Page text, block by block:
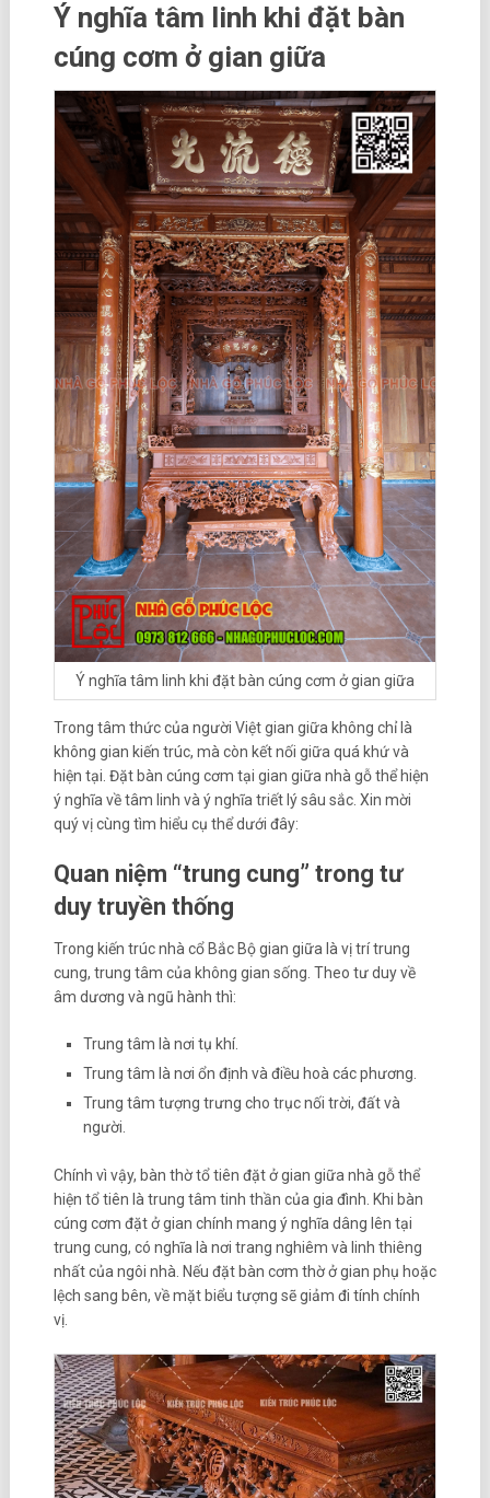
Ý nghĩa tâm linh khi đặt bàn
cúng cơm ở gian giữa
Ý nghĩa tâm linh khi đặt bàn cúng cơm ở gian giữa
Trong tâm thức của người Việt gian giữa không chỉ là
không gian kiến trúc, mà còn kết nối giữa quá khứ và
hiện tại. Đặt bàn cúng cơm tại gian giữa nhà gỗ thể hiện
ý nghĩa về tâm linh và ý nghĩa triết lý sâu sắc. Xin mời
quý vị cùng tìm hiểu cụ thể dưới đây:
Quan niệm “trung cung” trong tư
duy truyền thống
Trong kiến trúc nhà cổ Bắc Bộ gian giữa là vị trí trung
cung, trung tâm của không gian sống. Theo tư duy về
âm dương và ngũ hành thì:
Trung tâm là nơi tụ khí.
Trung tâm là nơi ổn định và điều hoà các phương.
Trung tâm tượng trưng cho trục nối trời, đất và
người.
Chính vì vậy, bàn thờ tổ tiên đặt ở gian giữa nhà gỗ thể
hiện tổ tiên là trung tâm tinh thần của gia đình. Khi bàn
cúng cơm đặt ở gian chính mang ý nghĩa dâng lên tại
trung cung, có nghĩa là nơi trang nghiêm và linh thiêng
nhất của ngôi nhà. Nếu đặt bàn cơm thờ ở gian phụ hoặc
lệch sang bên, về mặt biểu tượng sẽ giảm đi tính chính
vị.